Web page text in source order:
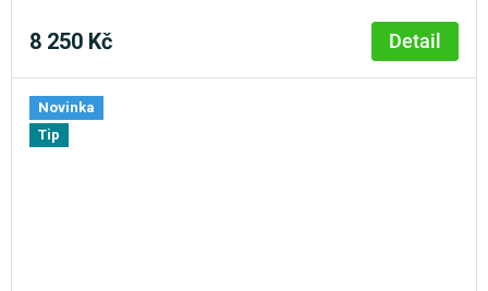
8 250 Kč Detail
Novinka
Tip